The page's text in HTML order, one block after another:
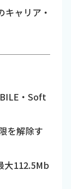
ャリア・
・Soft
を解除す
大112.5Mb